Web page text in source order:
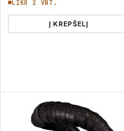
LIKO 2 VNT.
Į KREPŠELĮ